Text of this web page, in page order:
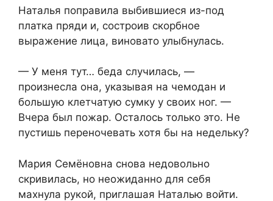
Наталья поправила выбившиеся из-под
платка пряди и, состроив скорбное
выражение лица, виновато улыбнулась.
— У меня тут… беда случилась, —
произнесла она, указывая на чемодан и
большую клетчатую сумку у своих ног. —
Вчера был пожар. Осталось только это. Не
пустишь переночевать хотя бы на недельку?
Мария Семёновна снова недовольно
скривилась, но неожиданно для себя
махнула рукой, приглашая Наталью войти.